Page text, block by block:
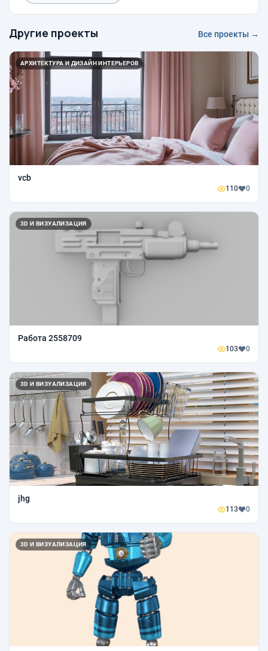
Другие проекты Все проекты →
АРХИТЕКТУРА И ДИЗАЙН ИНТЕРЬЕРОВ
vcb
110 0
3D И ВИЗУАЛИЗАЦИЯ
Работа 2558709
103 0
3D И ВИЗУАЛИЗАЦИЯ
jhg
113 0
3D И ВИЗУАЛИЗАЦИЯ